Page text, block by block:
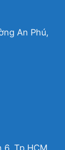
An Phú,
Tp.HCM,